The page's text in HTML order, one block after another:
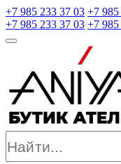
+7 985 233 37 03 +7
+7 985 233 37 03 +7